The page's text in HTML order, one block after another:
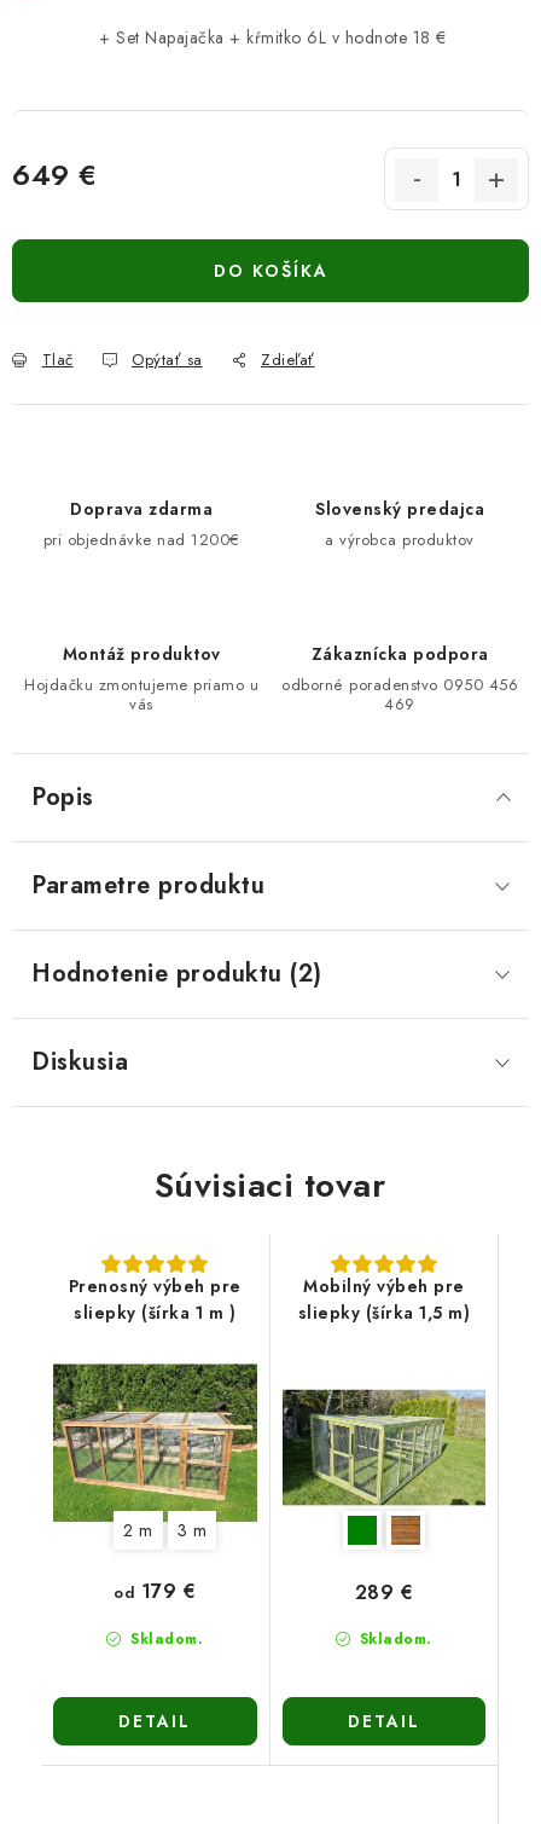
+ Set Napajačka + kŕmitko 6L v hodnote 18 €
649 €
DO KOŠÍKA
Tlač Opýtať sa Zdieľať
Doprava zdarma
pri objednávke nad 1200€
Slovenský predajca
a výrobca produktov
Montáž produktov
Hojdačku zmontujeme priamo u
vás
Zákaznícka podpora
odborné poradenstvo 0950 456
469
Popis
Parametre produktu
Hodnotenie produktu (2)
Diskusia
Súvisiaci tovar
Prenosný výbeh pre
sliepky (šírka 1 m )
2 m 3 m
Skladom.
od 179 €
DETAIL
Mobilný výbeh pre
sliepky (šírka 1,5 m)
Skladom.
289 €
DETAIL